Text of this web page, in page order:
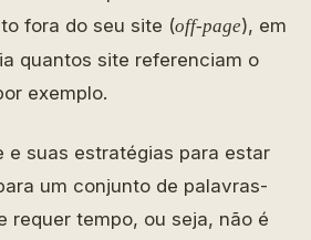
fora do seu site (off-page), em
quantos site referenciam o
exemplo.
e suas estratégias para estar
um conjunto de palavras-
requer tempo, ou seja, não é